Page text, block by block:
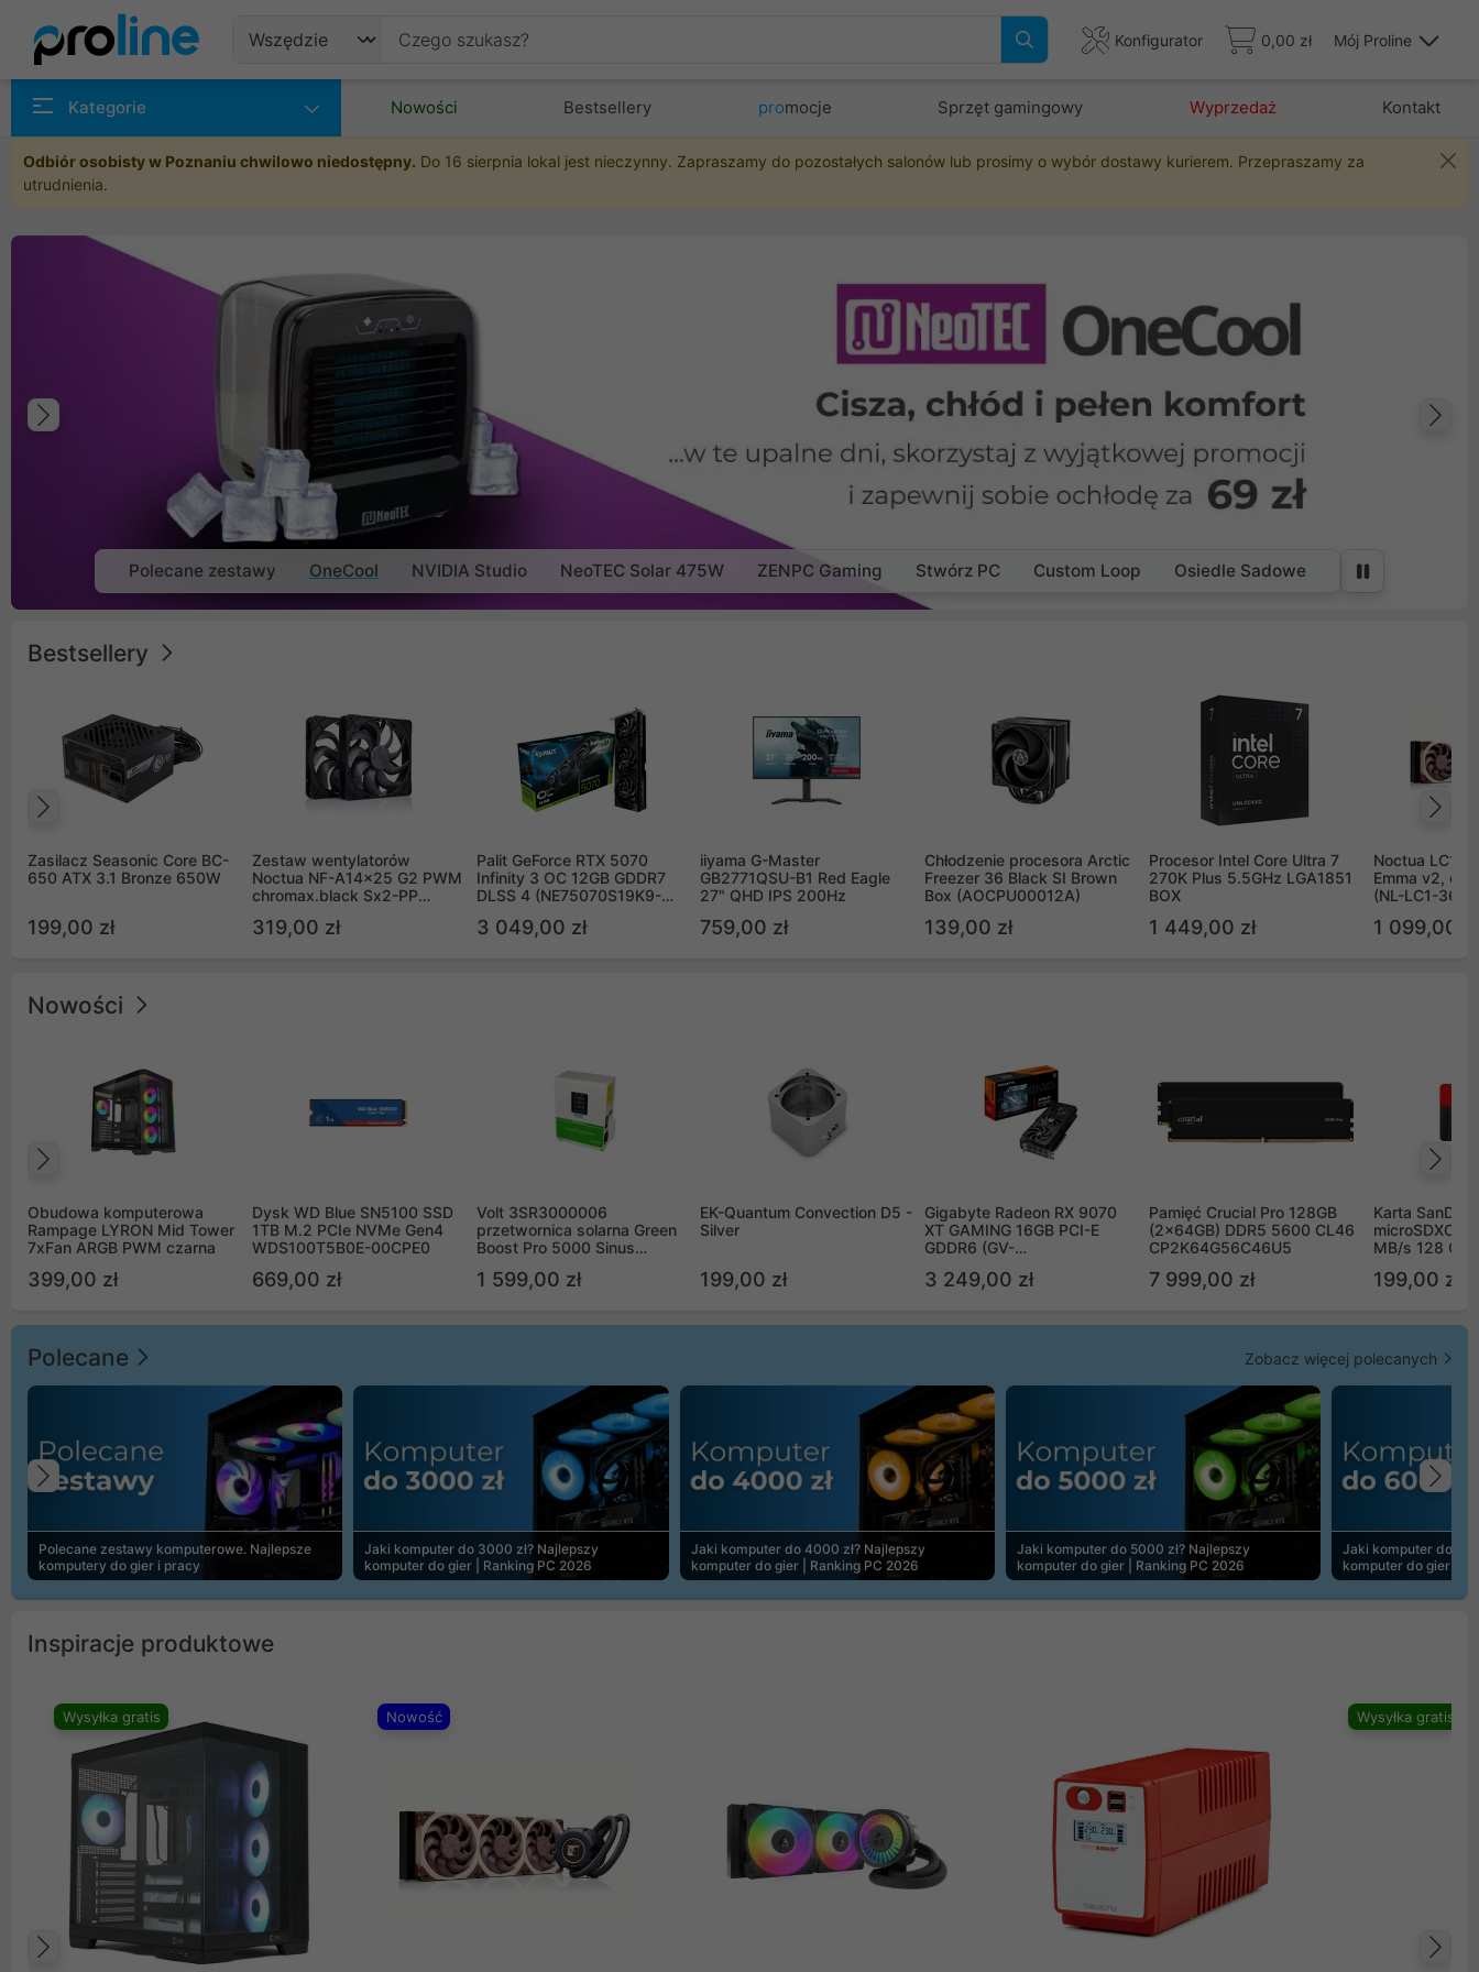
Konfigurator 0,00 zł Mój Proline
Kategorie Nowości Bestsellery promocje Sprzęt gamingowy Wyprzedaż Kontakt
Odbiór osobisty w Poznaniu chwilowo niedostępny. Do 16 sierpnia lokal jest nieczynny. Zapraszamy do pozostałych salonów lub prosimy o wybór dostawy kurierem. Przepraszamy za
utrudnienia.
Poprzedni
Polecane zestawy OneCool NVIDIA Studio NeoTEC Solar 475W ZENPC Gaming Stwórz PC Custom Loop Osiedle Sadowe
Bestsellery
Zasilacz Seasonic Core BC-
650 ATX 3.1 Bronze 650W
199,00 zł
Zestaw wentylatorów
Noctua NF-A14x25 G2 PWM
chromax.black Sx2-PP
(2szt)
319,00 zł
Palit GeForce RTX 5070
Infinity 3 OC 12GB GDDR7
DLSS 4 (NE75070S19K9-
3 049,00 zł
iiyama G-Master
GB2771QSU-B1 Red Eagle
27" QHD IPS 200Hz
759,00 zł
Chłodzenie procesora Arctic
Freezer 36 Black SI Brown
Box (AOCPU00012A)
139,00 zł
Procesor Intel Core Ultra 7
270K Plus 5.5GHz LGA1851
BOX
1 449,00 zł
Noctua LC1
Emma v2,
(NL-LC1-36)
1 099,00 zł
Nowości
Obudowa komputerowa
Rampage LYRON Mid Tower
7xFan ARGB PWM czarna
399,00 zł
Dysk WD Blue SN5100 SSD
1TB M.2 PCIe NVMe Gen4
WDS100T5B0E-00CPE0
669,00 zł
Volt 3SR3000006
przetwornica solarna Green
Boost Pro 5000 Sinus
1 599,00 zł
EK-Quantum Convection D5 -
Silver
199,00 zł
Gigabyte Radeon RX 9070
XT GAMING 16GB PCI-E
GDDR6 (GV-
3 249,00 zł
Pamięć Crucial Pro 128GB
(2x64GB) DDR5 5600 CL46
CP2K64G56C46U5
7 999,00 zł
Karta
microSDXC
MB/s 128 GB
199,00 zł
Polecane Zobacz więcej polecanych
Polecane zestawy komputerowe. Najlepsze
komputery do gier i pracy
Jaki komputer do 3000 zł? Najlepszy
komputer do gier | Ranking PC 2026
Jaki komputer do 4000 zł? Najlepszy
komputer do gier | Ranking PC 2026
Jaki komputer do 5000 zł? Najlepszy
komputer do gier | Ranking PC 2026
Jaki komputer do
komputer do gier |
Poprzedni
Inspiracje produktowe
Wysyłka gratis Nowość Wysyłka gratis